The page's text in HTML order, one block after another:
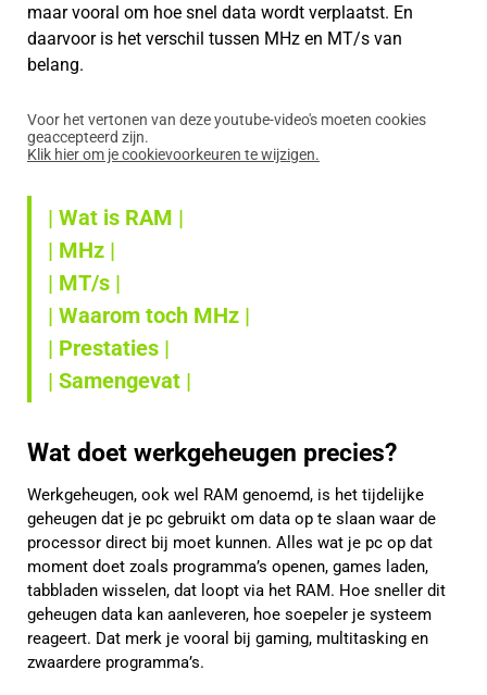
maar vooral om hoe snel data wordt verplaatst. En
daarvoor is het verschil tussen MHz en MT/s van
belang.
Voor het vertonen van deze youtube-video's moeten cookies
geaccepteerd zijn.
Klik hier om je cookievoorkeuren te wijzigen.
| Wat is RAM |
| MHz |
| MT/s |
| Waarom toch MHz |
| Prestaties |
| Samengevat |
Wat doet werkgeheugen precies?
Werkgeheugen, ook wel RAM genoemd, is het tijdelijke
geheugen dat je pc gebruikt om data op te slaan waar de
processor direct bij moet kunnen. Alles wat je pc op dat
moment doet zoals programma’s openen, games laden,
tabbladen wisselen, dat loopt via het RAM. Hoe sneller dit
geheugen data kan aanleveren, hoe soepeler je systeem
reageert. Dat merk je vooral bij gaming, multitasking en
zwaardere programma’s.